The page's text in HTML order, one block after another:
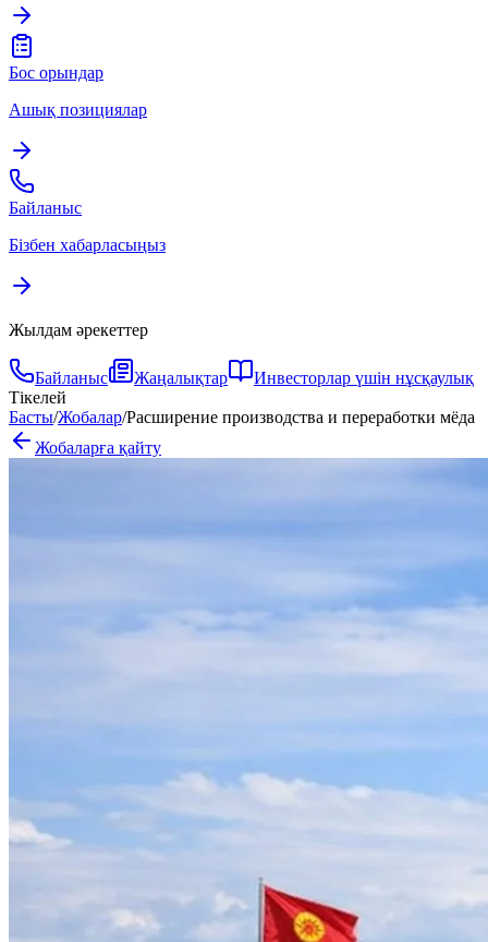
Бос орындар
Ашық позициялар
Байланыс
Бізбен хабарласыңыз
Жылдам әрекеттер
Байланыс Жаңалықтар
Инвесторлар үшін нұсқаулық
Тікелей
Басты/Жобалар/Расширение производства и переработки мёда
Жобаларға қайту